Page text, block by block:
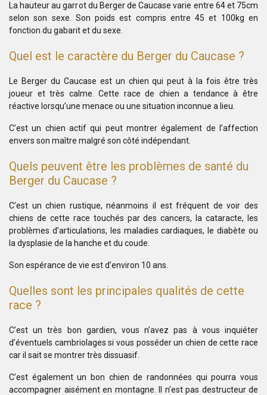
La hauteur au garrot du Berger de Caucase varie entre 64 et 75cm
selon son sexe. Son poids est compris entre 45 et 100kg en
fonction du gabarit et du sexe.
Quel est le caractère du Berger du Caucase ?
Le Berger du Caucase est un chien qui peut à la fois être très
joueur et très calme. Cette race de chien a tendance à être
réactive lorsqu’une menace ou une situation inconnue a lieu.
C’est un chien actif qui peut montrer également de l’affection
envers son maître malgré son côté indépendant.
Quels peuvent être les problèmes de santé du
Berger du Caucase ?
C’est un chien rustique, néanmoins il est fréquent de voir des
chiens de cette race touchés par des cancers, la cataracte, les
problèmes d’articulations, les maladies cardiaques, le diabète ou
la dysplasie de la hanche et du coude.
Son espérance de vie est d’environ 10 ans.
Quelles sont les principales qualités de cette
race ?
C’est un très bon gardien, vous n’avez pas à vous inquiéter
d’éventuels cambriolages si vous posséder un chien de cette race
car il sait se montrer très dissuasif.
C’est également un bon chien de randonnées qui pourra vous
accompagner aisément en montagne. Il n’est pas destructeur de